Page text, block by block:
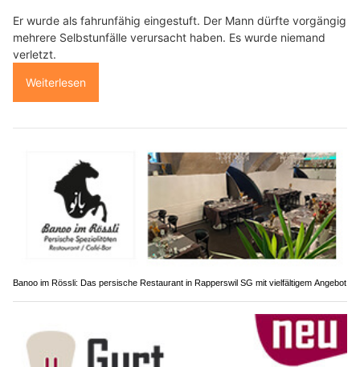
Er wurde als fahrunfähig eingestuft. Der Mann dürfte vorgängig
mehrere Selbstunfälle verursacht haben. Es wurde niemand
verletzt.
Weiterlesen
Banoo im Rössli: Das persische Restaurant in Rapperswil SG mit vielfältigem Angebot